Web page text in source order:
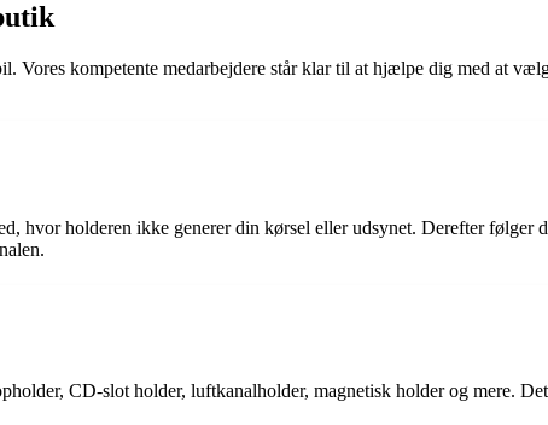
kompetente medarbejdere står klar til at hjælpe dig med at
hvor holderen ikke generer din kørsel eller udsynet. Derefter
CD-slot holder, luftkanalholder, magnetisk holder og mere.